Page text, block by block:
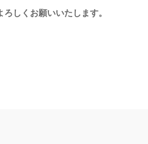
しくお願いいたします。